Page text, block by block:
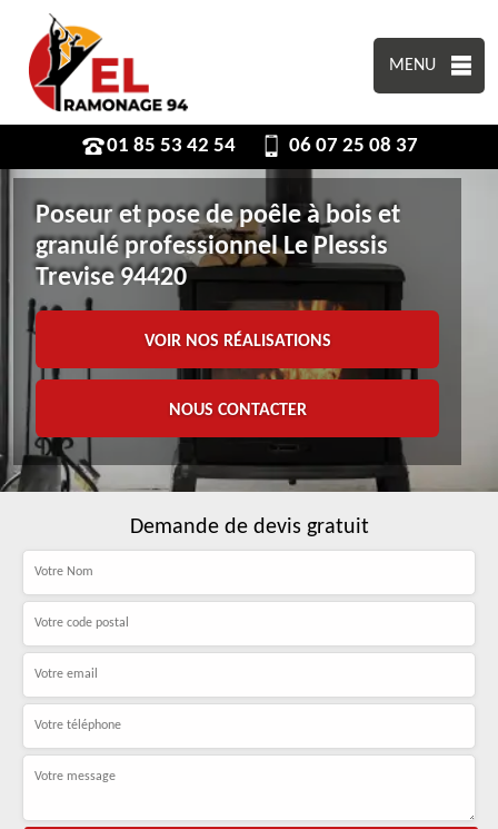
MENU
01 85 53 42 54 06 07 25 08 37
Poseur et pose de poêle à bois et
granulé professionnel Le Plessis
Trevise 94420
VOIR NOS RÉALISATIONS
NOUS CONTACTER
Demande de devis gratuit